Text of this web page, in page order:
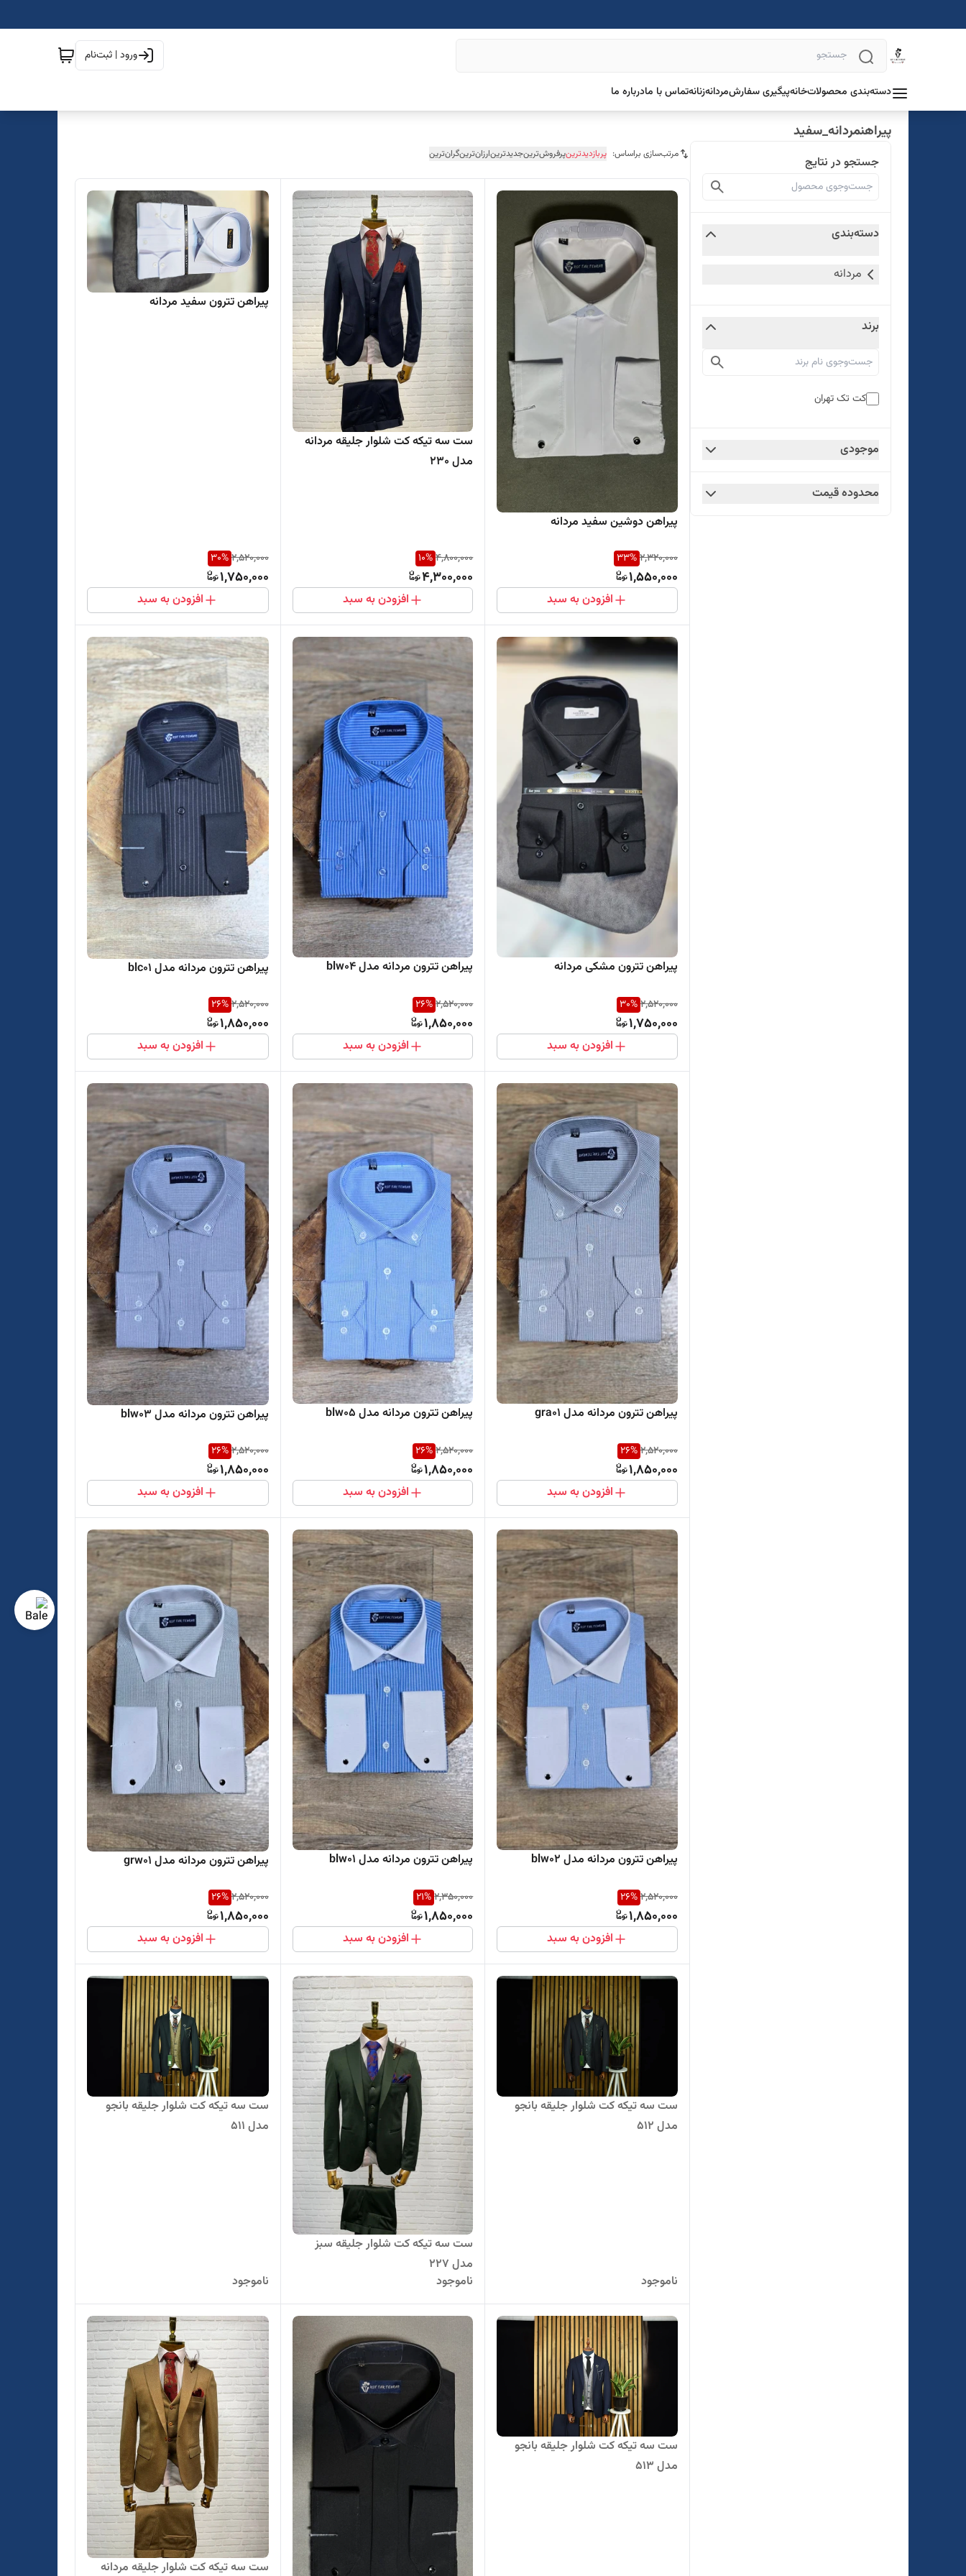
ورود | ثبت‌نام
دسته‌بندی محصولاتخانهپیگیری سفارشمردانهزنانهتماس با مادرباره ما
پیراهنمردانه_سفید
جستجو در نتایج
دسته‌بندی
مردانه
برند
کت تک تهران
موجودی
محدوده قیمت
مرتب‌سازی براساس: پربازدیدترینپرفروش‌ترینجدیدترینارزان‌ترینگران‌ترین
پیراهن دوشین سفید مردانه
2,320,000
33%
1,550,000
افزودن به سبد
ست سه تیکه کت شلوار جلیقه مردانه
مدل 230
4,800,000
10%
4,300,000
افزودن به سبد
پیراهن تترون سفید مردانه
2,520,000
30%
1,750,000
افزودن به سبد
پیراهن تترون مشکی مردانه
2,520,000
30%
1,750,000
افزودن به سبد
پیراهن تترون مردانه مدل blw04
2,520,000
26%
1,850,000
افزودن به سبد
پیراهن تترون مردانه مدل blc01
2,520,000
26%
1,850,000
افزودن به سبد
پیراهن تترون مردانه مدل gra01
2,520,000
26%
1,850,000
افزودن به سبد
پیراهن تترون مردانه مدل blw05
2,520,000
26%
1,850,000
افزودن به سبد
پیراهن تترون مردانه مدل blw03
2,520,000
26%
1,850,000
افزودن به سبد
پیراهن تترون مردانه مدل blw02
2,520,000
26%
1,850,000
افزودن به سبد
پیراهن تترون مردانه مدل blw01
2,350,000
21%
1,850,000
افزودن به سبد
پیراهن تترون مردانه مدل grw01
2,520,000
26%
1,850,000
افزودن به سبد
ست سه تیکه کت شلوار جلیقه بانجو
مدل 512
ناموجود
ست سه تیکه کت شلوار جلیقه سبز
مدل 227
ناموجود
ست سه تیکه کت شلوار جلیقه بانجو
مدل 511
ناموجود
ست سه تیکه کت شلوار جلیقه بانجو
مدل 513
ست سه تیکه کت شلوار جلیقه مردانه